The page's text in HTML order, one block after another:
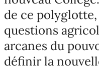
de ce
questions
arcanes du
définir la